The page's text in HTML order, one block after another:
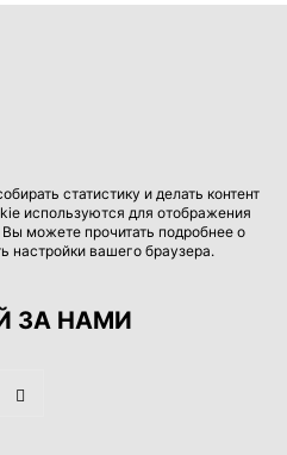
статистику и делать контент
используются для отображения
можете прочитать подробнее о
настройки вашего браузера.
ЗА НАМИ